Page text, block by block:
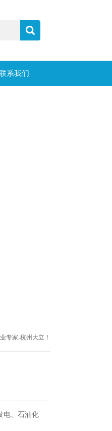
系我们
专家-杭州大立！
电、石油化